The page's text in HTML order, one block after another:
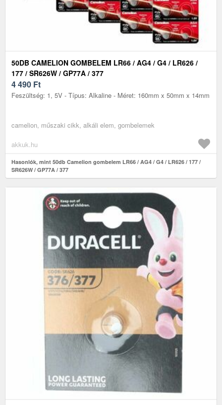
50DB CAMELION GOMBELEM LR66 / AG4 / G4 / LR626 /
177 / SR626W / GP77A / 377
4 490 Ft
Feszültség: 1, 5V - Típus: Alkaline - Méret: 160mm x 50mm x 14mm
camelion, műszaki cikk, alkáli elem, gombelemek
akkuk.hu
Hasonlók, mint 50db Camelion gombelem LR66 / AG4 / G4 / LR626 / 177 /
SR626W / GP77A / 377